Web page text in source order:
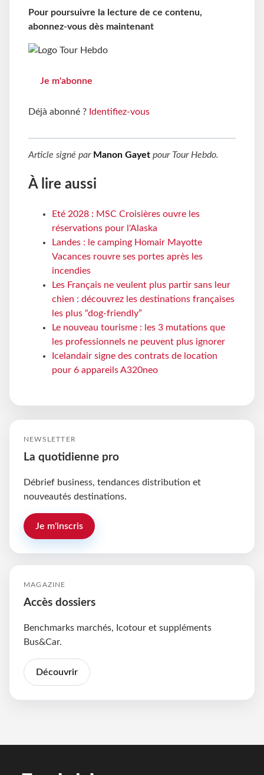
Pour poursuivre la lecture de ce contenu,
abonnez-vous dès maintenant
Je m'abonne
Déjà abonné ? Identifiez-vous
Article signé par Manon Gayet pour Tour Hebdo.
À lire aussi
Eté 2028 : MSC Croisières ouvre les
réservations pour l'Alaska
Landes : le camping Homair Mayotte
Vacances rouvre ses portes après les
incendies
Les Français ne veulent plus partir sans leur
chien : découvrez les destinations françaises
les plus “dog-friendly”
Le nouveau tourisme : les 3 mutations que
les professionnels ne peuvent plus ignorer
Icelandair signe des contrats de location
pour 6 appareils A320neo
NEWSLETTER
La quotidienne pro
Débrief business, tendances distribution et
nouveautés destinations.
Je m'inscris
MAGAZINE
Accès dossiers
Benchmarks marchés, Icotour et suppléments
Bus&Car.
Découvrir